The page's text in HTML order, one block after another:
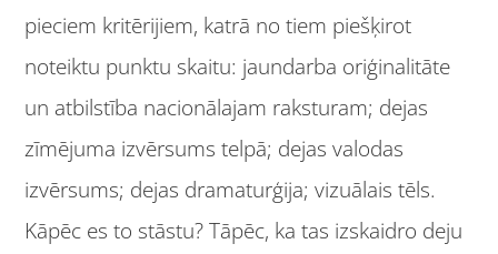
pieciem kritērijiem, katrā no tiem piešķirot
noteiktu punktu skaitu: jaundarba oriģinalitāte
un atbilstība nacionālajam raksturam; dejas
zīmējuma izvērsums telpā; dejas valodas
izvērsums; dejas dramaturģija; vizuālais tēls.
Kāpēc es to stāstu? Tāpēc, ka tas izskaidro deju